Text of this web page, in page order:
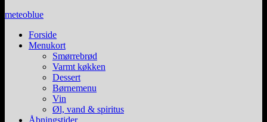
meteoblue
Forside
Menukort
Smørrebrød
Varmt køkken
Dessert
Børnemenu
Vin
Øl, vand & spiritus
Åbningstider